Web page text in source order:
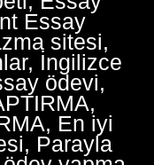
Essay
sitesi,
İngilizce
ödevi,
En iyi
Parayla